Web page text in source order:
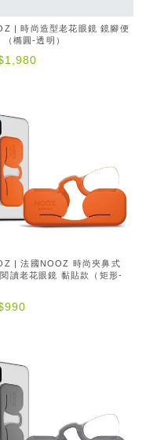
| 時尚造型老花眼鏡 鏡腳便
（橢圓-透明）
| 法國NOOZ 時尚夾鼻式
讀老花眼鏡 黏貼款（矩形-